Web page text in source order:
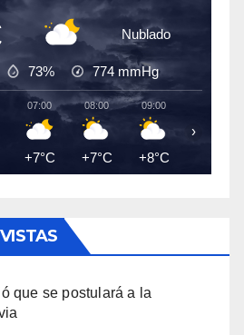
Nublado
73% 774 mmHg
07:00
+7°C
08:00
+7°C
09:00
+8°C
›
que se postulará a la